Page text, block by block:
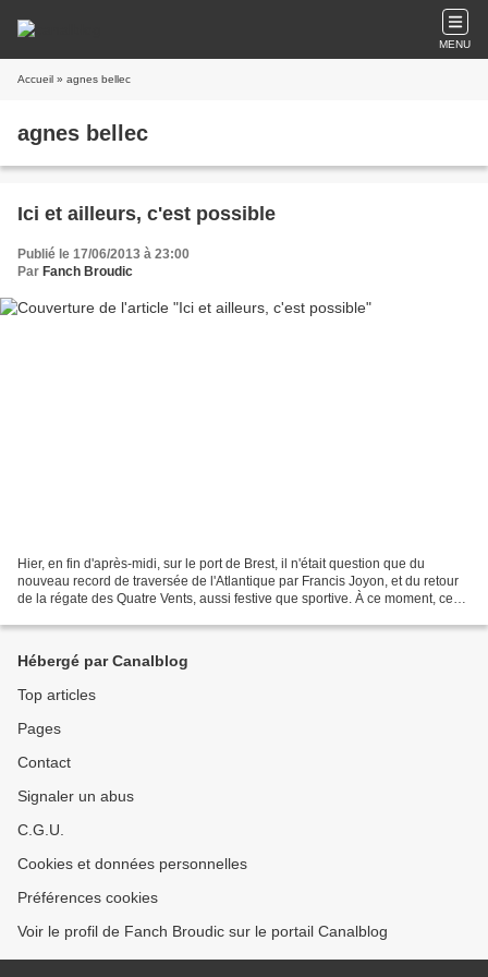
MENU
Accueil » agnes bellec
agnes bellec
Ici et ailleurs, c'est possible
Publié le 17/06/2013 à 23:00
Par Fanch Broudic
Hier, en fin d'après-midi, sur le port de Brest, il n'était question que du
nouveau record de traversée de l'Atlantique par Francis Joyon, et du retour
de la régate des Quatre Vents, aussi festive que sportive. À ce moment, ceux
Hébergé par Canalblog
Top articles
Pages
Contact
Signaler un abus
C.G.U.
Cookies et données personnelles
Préférences cookies
Voir le profil de Fanch Broudic sur le portail Canalblog